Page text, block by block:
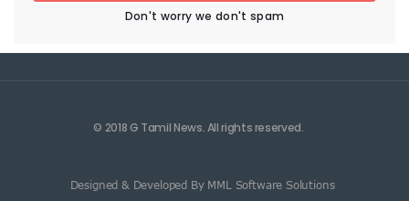
Don't worry we don't spam
© 2018 G Tamil News. All rights reserved.
Designed & Developed By MML Software Solutions